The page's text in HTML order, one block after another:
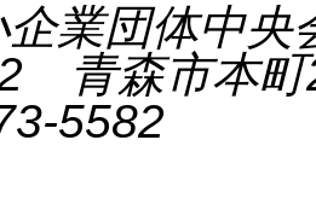
企業団体中
青森市本
5582